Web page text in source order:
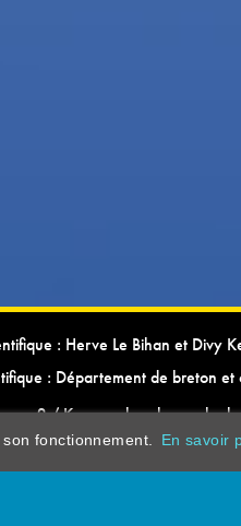
: Herve Le Bihan et Divy
: Département de breton et
2 / Kevrenn brezhoneg ha
fonctionnement. En savoir